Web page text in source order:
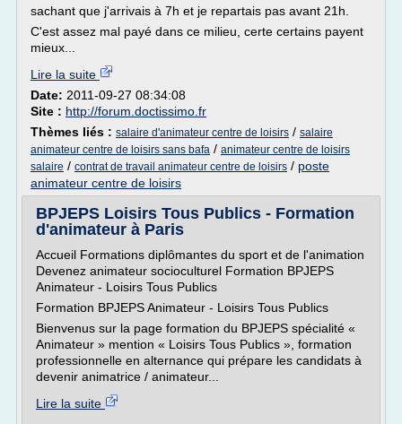
sachant que j'arrivais à 7h et je repartais pas avant 21h.
C'est assez mal payé dans ce milieu, certe certains payent
mieux...
Lire la suite
Date: 2011-09-27 08:34:08
Site : http://forum.doctissimo.fr
Thèmes liés : salaire d'animateur centre de loisirs / salaire
animateur centre de loisirs sans bafa / animateur centre de loisirs
salaire / contrat de travail animateur centre de loisirs / poste
animateur centre de loisirs
BPJEPS Loisirs Tous Publics - Formation
d'animateur à Paris
Accueil Formations diplômantes du sport et de l'animation
Devenez animateur socioculturel Formation BPJEPS
Animateur - Loisirs Tous Publics
Formation BPJEPS Animateur - Loisirs Tous Publics
Bienvenus sur la page formation du BPJEPS spécialité «
Animateur » mention « Loisirs Tous Publics », formation
professionnelle en alternance qui prépare les candidats à
devenir animatrice / animateur...
Lire la suite